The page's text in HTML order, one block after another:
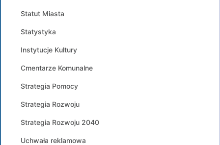
Statut Miasta
Statystyka
Instytucje Kultury
Cmentarze Komunalne
Strategia Pomocy
Strategia Rozwoju
Strategia Rozwoju 2040
Uchwała reklamowa